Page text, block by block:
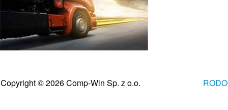
RODO
BLOG
Copyright © 2026 Comp-Win Sp. z o.o. RODO